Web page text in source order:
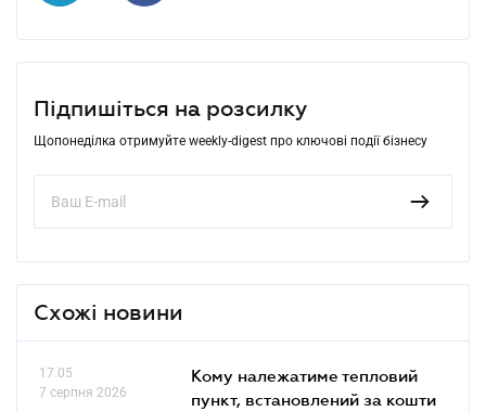
Підпишіться на розсилку
Щопонеділка отримуйте weekly-digest про ключові події бізнесу
Схожі новини
17.05
7 серпня 2026
Кому належатиме тепловий
пункт, встановлений за кошти